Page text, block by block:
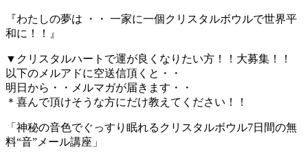
『わたしの夢は ・・ 一家に一個クリスタルボウルで世界平
和に！！』
▼クリスタルハートで運が良くなりたい方！！大募集！！
以下のメルアドに空送信頂くと・・
明日から・・メルマガが届きます・・
＊喜んで頂けそうな方にだけ教えてください！！
「神秘の音色でぐっすり眠れるクリスタルボウル7日間の無
料“音”メール講座」